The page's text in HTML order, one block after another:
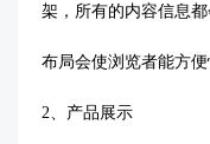
架，所有的内容信息
布局会使浏览者能方便
2、产品展示